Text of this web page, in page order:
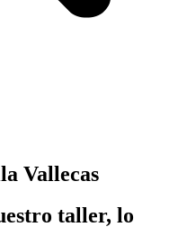
Vallecas
taller, lo